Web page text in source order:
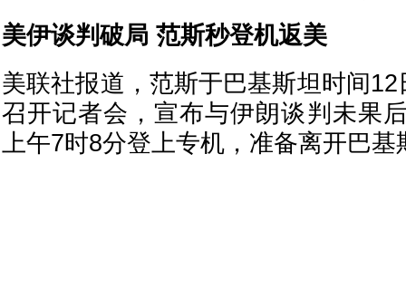
美伊谈判破局 范斯秒登机返美
美联社报道，范斯于巴基斯坦时间
召开记者会，宣布与伊朗谈判未果
上午7时8分登上专机，准备离开巴基